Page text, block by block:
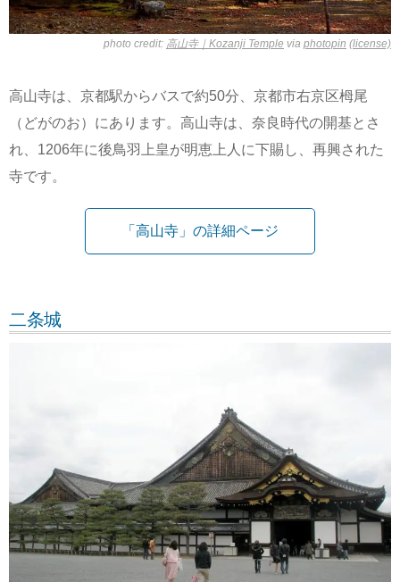
photo credit: 高山寺｜Kozanji Temple via photopin (license)
高山寺は、京都駅からバスで約50分、京都市右京区栂尾
（どがのお）にあります。高山寺は、奈良時代の開基とさ
れ、1206年に後鳥羽上皇が明恵上人に下賜し、再興された
寺です。
「高山寺」の詳細ページ
二条城